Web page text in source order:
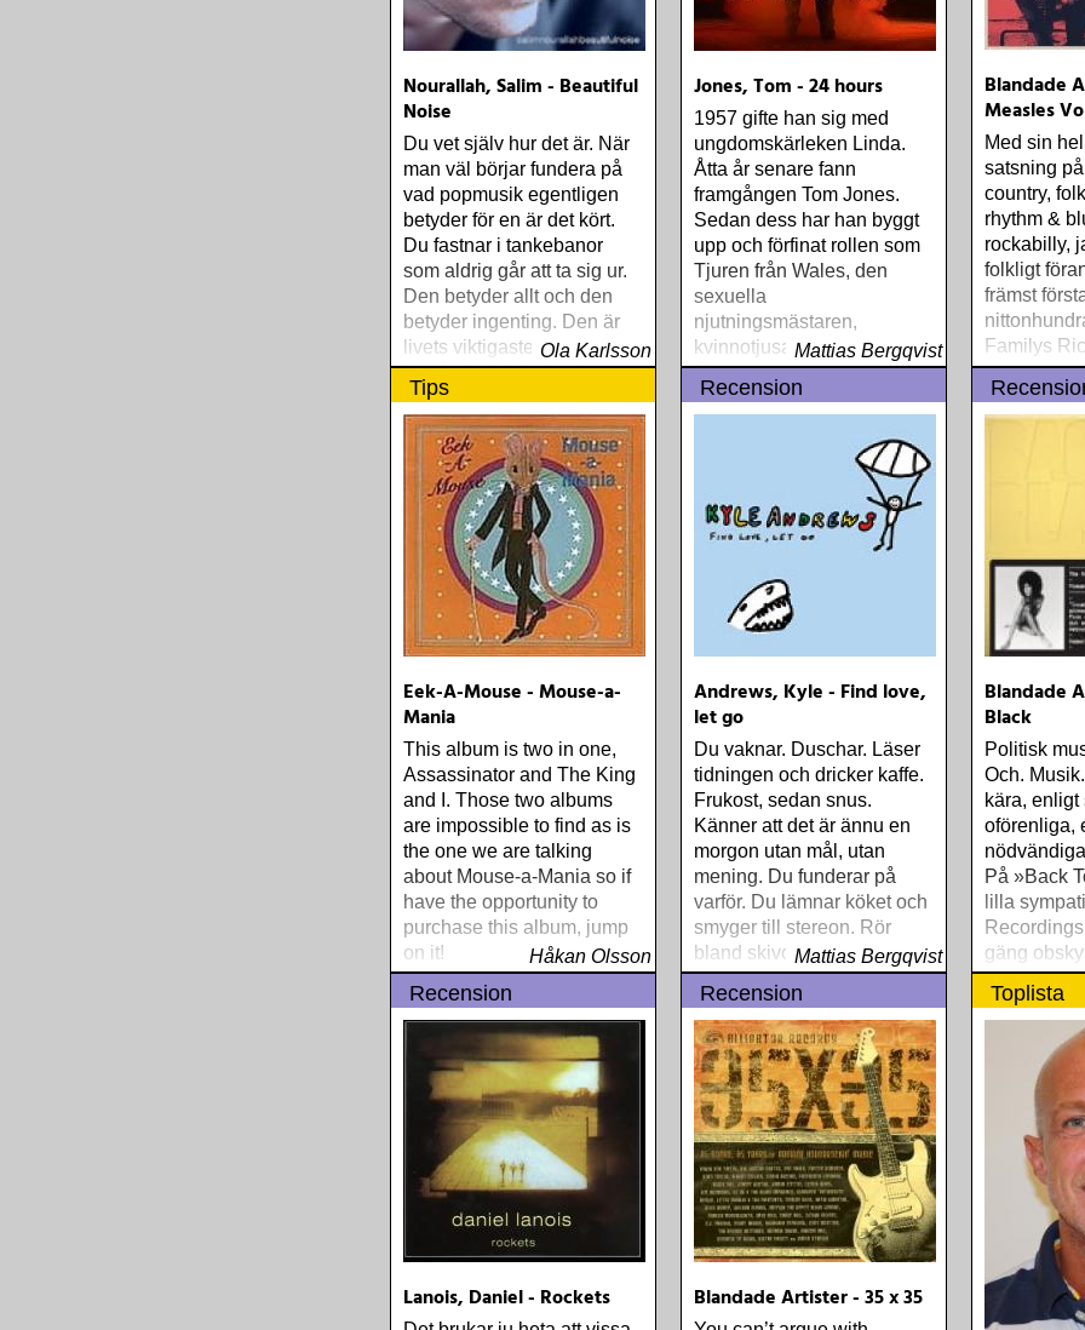
Nourallah, Salim - Beautiful
Noise
Du vet själv hur det är. När
man väl börjar fundera på
vad popmusik egentligen
betyder för en är det kört.
Du fastnar i tankebanor
som aldrig går att ta sig ur.
Den betyder allt och den
betyder ingenting. Den är
livets viktigaste
beståndsdel, du kan inte
existera utan den
Ola Karlsson
Jones, Tom - 24 hours
1957 gifte han sig med
ungdomskärleken Linda.
Åtta år senare fann
framgången Tom Jones.
Sedan dess har han byggt
upp och förfinat rollen som
Tjuren från Wales, den
sexuella
njutningsmästaren,
kvinnotjusaren som inte kan
få nog, mannen med hår på
bröstet och
Mattias Bergqvist
Blandade
Measles
Med sin
satsning
country,
rhythm &
rockabilly,
folkligt
främst
Familys
en unik
folkbildare
Tips
Eek-A-Mouse - Mouse-a-
Mania
This album is two in one,
Assassinator and The King
and I. Those two albums
are impossible to find as is
the one we are talking
about Mouse-a-Mania so if
have the opportunity to
purchase this album, jump
on it!
Håkan Olsson
Recension
Andrews, Kyle - Find love,
let go
Du vaknar. Duschar. Läser
tidningen och dricker kaffe.
Frukost, sedan snus.
Känner att det är ännu en
morgon utan mål, utan
mening. Du funderar på
varför. Du lämnar köket och
smyger till stereon. Rör
bland skivorna som kommit
med posten
Mattias Bergqvist
Blandade
Black
Politisk
Och.
kära,
oförenliga,
På »Back
lilla
gäng
talspärlor
Amerikas
Recension
Lanois, Daniel - Rockets
Recension
Blandade Artister - 35 x 35
Toplista